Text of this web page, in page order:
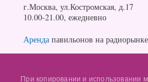
г.Москва, ул.Костромская, д.17
10.00-21.00, ежедневно
Аренда павильонов на радиорынке
При копировании и использовании